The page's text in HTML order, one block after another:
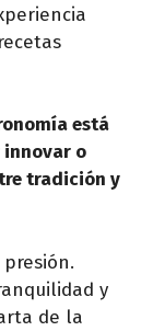
está
innovar o
tradición y
y
de la